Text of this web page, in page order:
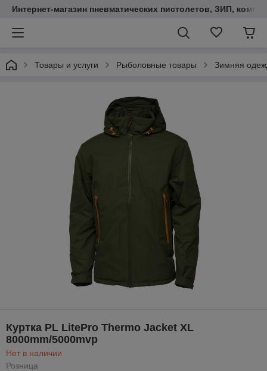
Интернет-магазин пневматических пистолетов, ЗИП,
Товары и услуги Рыболовные товары Зимняя
Куртка PL LitePro Thermo Jacket XL
8000mm/5000mvp
Нет в наличии
Розница